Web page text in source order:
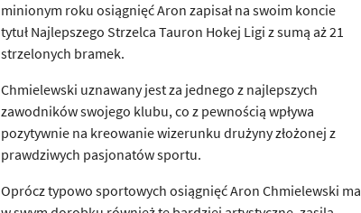
minionym roku osiągnięć Aron zapisał na swoim koncie
tytuł Najlepszego Strzelca Tauron Hokej Ligi z sumą aż 21
strzelonych bramek.
Chmielewski uznawany jest za jednego z najlepszych
zawodników swojego klubu, co z pewnością wpływa
pozytywnie na kreowanie wizerunku drużyny złożonej z
prawdziwych pasjonatów sportu.
Oprócz typowo sportowych osiągnięć Aron Chmielewski ma